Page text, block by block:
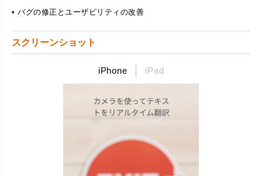
• バグの修正とユーザビリティの改善
スクリーンショット
iPhone iPad